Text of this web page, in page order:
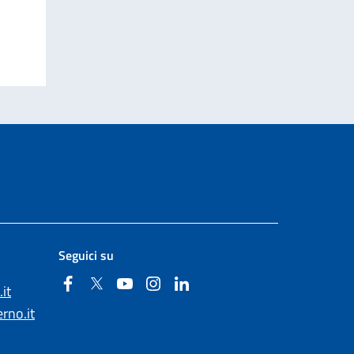
Seguici su
FacebookTwitterYouTubeInstagram